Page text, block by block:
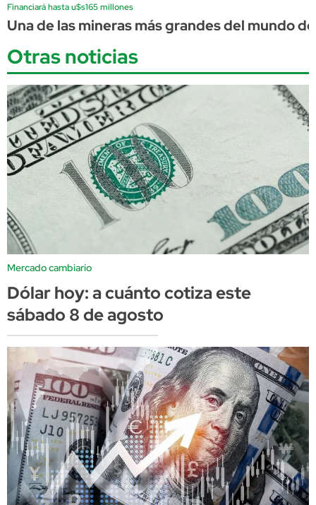
Financiará hasta u$s165 millones
Una de las mineras más grandes del mundo
Otras noticias
Mercado cambiario
Dólar hoy: a cuánto cotiza este
sábado 8 de agosto